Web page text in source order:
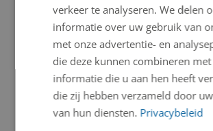
verkeer te analyseren. We delen
informatie over uw gebruik van
met onze advertentie- en
die deze kunnen combineren
informatie die u aan hen heeft
die zij hebben verzameld door
van hun diensten. Privacybeleid